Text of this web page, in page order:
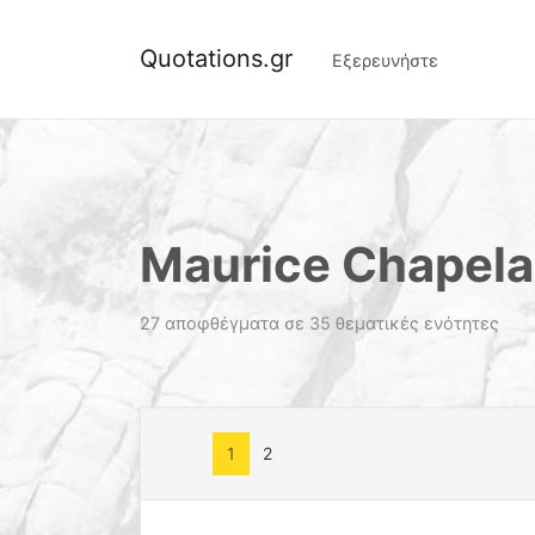
Quotations.gr Εξερευνήστε
Maurice
27 αποφθέγματα σε 35 θεματικές ενότητες
1 2